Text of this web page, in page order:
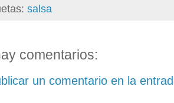
salsa
comentarios:
un comentario en la